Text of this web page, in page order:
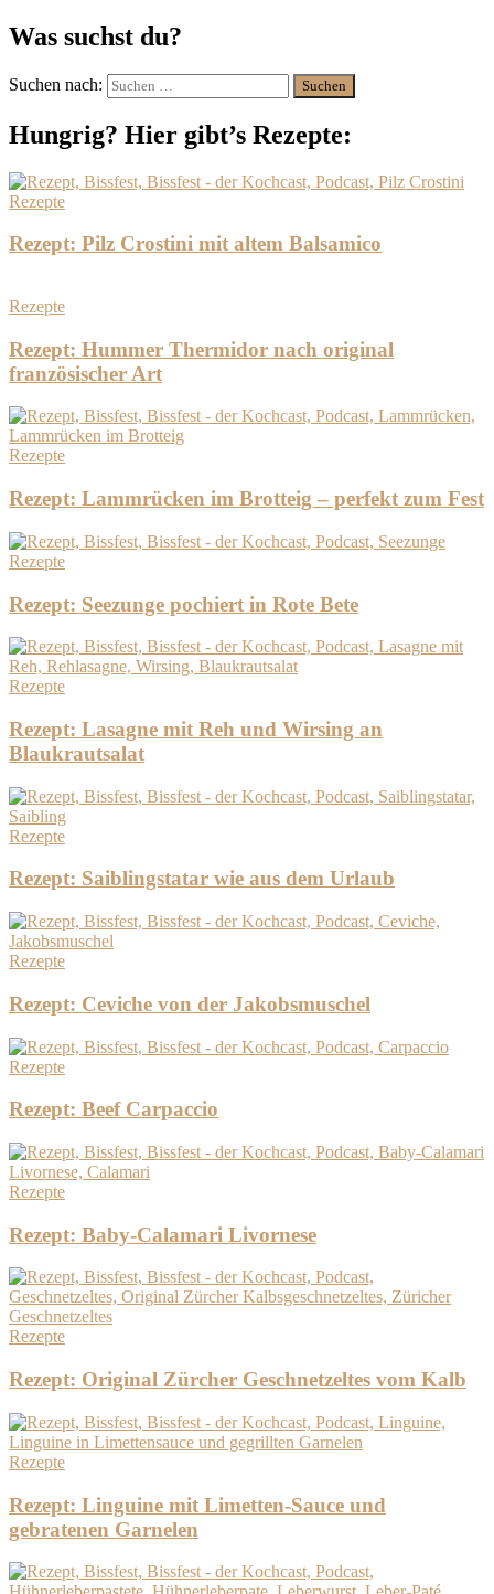
Was suchst du?
Suchen nach:
Hungrig? Hier gibt’s Rezepte:
Rezepte
Rezept: Pilz Crostini mit altem Balsamico
Rezepte
Rezept: Hummer Thermidor nach original
französischer Art
Rezepte
Rezept: Lammrücken im Brotteig – perfekt zum Fest
Rezepte
Rezept: Seezunge pochiert in Rote Bete
Rezepte
Rezept: Lasagne mit Reh und Wirsing an
Blaukrautsalat
Rezepte
Rezept: Saiblingstatar wie aus dem Urlaub
Rezepte
Rezept: Ceviche von der Jakobsmuschel
Rezepte
Rezept: Beef Carpaccio
Rezepte
Rezept: Baby-Calamari Livornese
Rezepte
Rezept: Original Zürcher Geschnetzeltes vom Kalb
Rezepte
Rezept: Linguine mit Limetten-Sauce und
gebratenen Garnelen